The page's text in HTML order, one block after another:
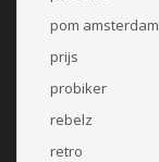
pom amsterdam
prijs
probiker
rebelz
retro